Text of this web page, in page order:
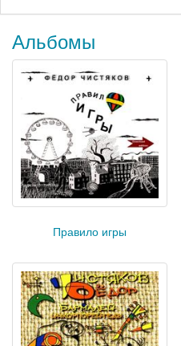
Альбомы
Правило игры